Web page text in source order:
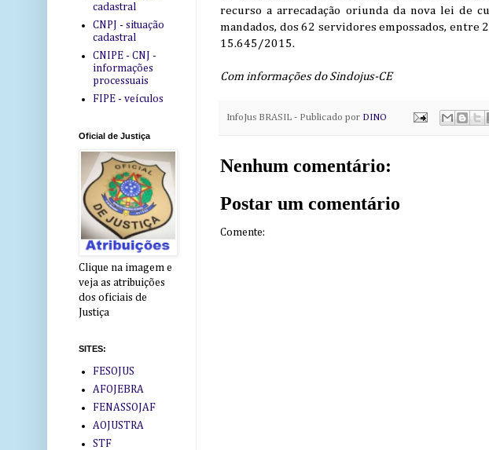
recurso a arrecadação oriunda da nova lei de
mandados, dos 62 servidores empossados,
15.645/2015.
Com informações do Sindojus-CE
InfoJus BRASIL - Publicado por DINO
Nenhum comentário:
Postar um comentário
Comente:
cadastral
CNPJ - situação
cadastral
CNIPE - CNJ -
informações
processuais
FIPE - veículos
Oficial de Justiça
Clique na imagem e
veja as atribuições
dos oficiais de
Justiça
SITES:
FESOJUS
AFOJEBRA
FENASSOJAF
AOJUSTRA
STF